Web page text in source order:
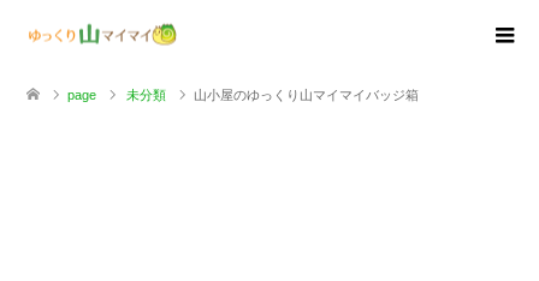
page 未分類 山小屋のゆっくり山マイマイバッジ箱